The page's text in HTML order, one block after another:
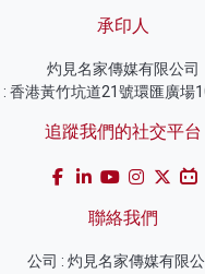
承印人
灼見名家傳媒有限公司
: 香港黃竹坑道21號環匯廣場
追蹤我們的社交平台
聯絡我們
公司 : 灼見名家傳媒有限公